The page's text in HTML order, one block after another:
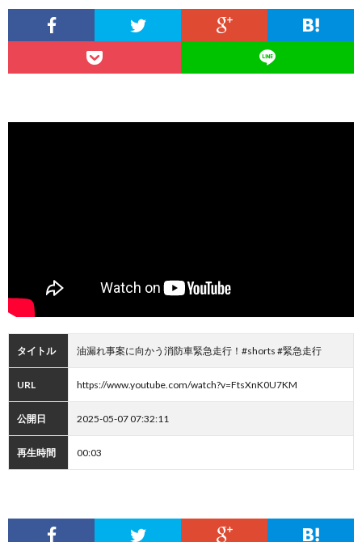
タイトル 油漏れ事案に向かう消防車緊急走行！#shorts #緊急走行
URL https://www.youtube.com/watch?v=FtsXnK0U7KM
公開日 2025-05-07 07:32:11
再生時間 00:03